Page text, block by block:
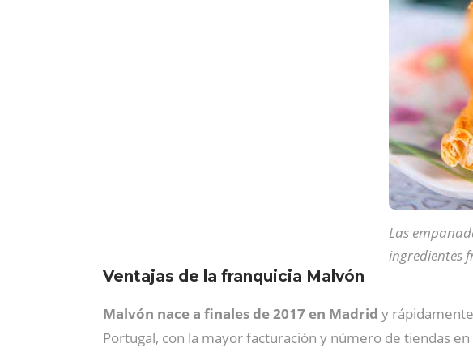
Las
ingredientes
Ventajas de la franquicia Malvón
Malvón nace a finales de 2017 en Madrid y
Portugal, con la mayor facturación y número de tiendas